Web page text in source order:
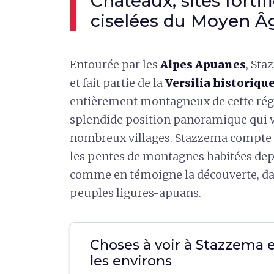
ciselées du Moyen
Entourée par les Alpes Apuanes,
et fait partie de laVersilia historique
entièrement montagneux de cette
splendide position panoramique qui
nombreux villages. Stazzema
les pentes de montagnes habitées
comme en témoigne la découverte,
peuples ligures-apuans.
Choses à voir à Stazzema
les environs